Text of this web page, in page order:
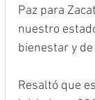
Paz para
nuestro
bienestar y
Resaltó que